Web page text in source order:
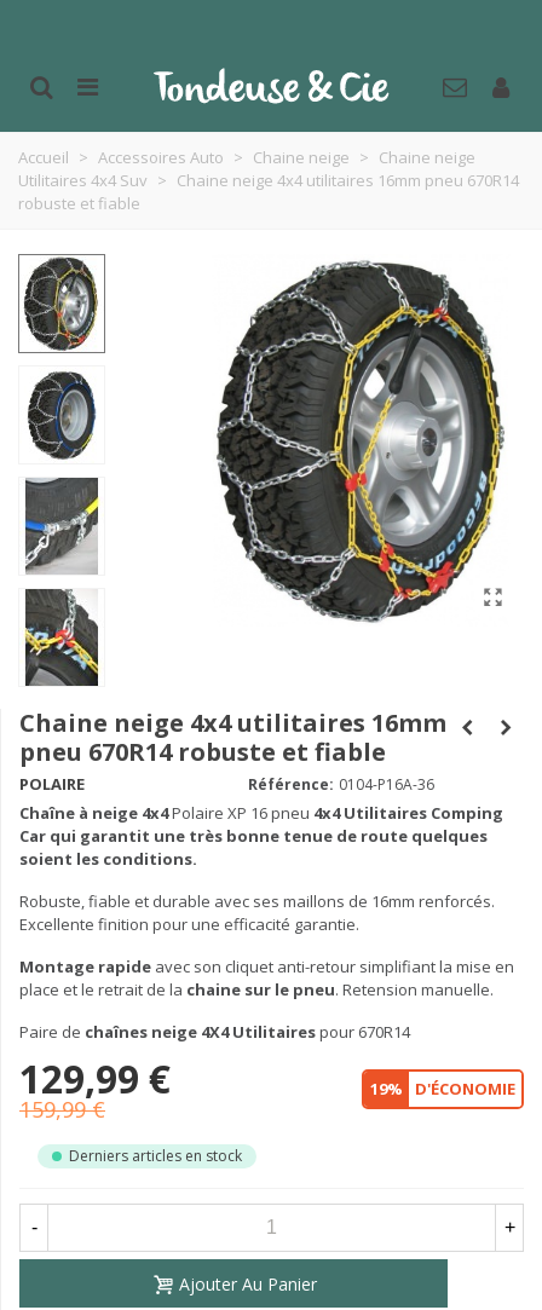
Accueil > Accessoires Auto > Chaine neige > Chaine neige
Utilitaires 4x4 Suv > Chaine neige 4x4 utilitaires 16mm pneu 670R14
robuste et fiable
Chaine neige 4x4 utilitaires 16mm
pneu 670R14 robuste et fiable
POLAIRE Référence: 0104-P16A-36
Chaîne à neige 4x4Polaire XP 16 pneu 4x4 Utilitaires Comping
Car qui garantit une très bonne tenue de route quelques
soient les conditions.
Robuste, fiable et durable avec ses maillons de 16mm renforcés.
Excellente finition pour une efficacité garantie.
Montage rapide avec son cliquet anti-retour simplifiant la mise en
place et le retrait de la chaine sur le pneu. Retension manuelle.
Paire de chaînes neige 4X4 Utilitairespour 670R14
129,99 €
159,99 €
19% D'ÉCONOMIE
Derniers articles en stock
- +
Ajouter Au Panier